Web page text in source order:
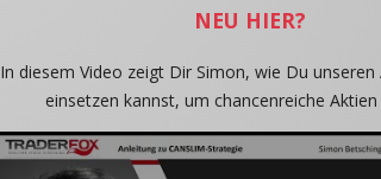
NEU HIER?
In diesem Video zeigt Dir Simon, wie Du unseren
einsetzen kannst, um chancenreiche